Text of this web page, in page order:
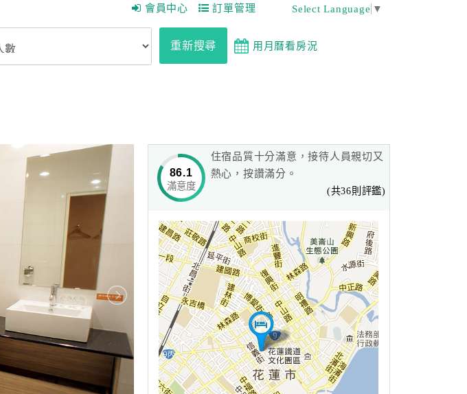
會員中心 訂單管理 Select Language ▼
重新搜尋 用月曆看房況
86.1
滿意度
住宿品質十分滿意，接待人員親切又
熱心，按讚滿分。
(共36則評鑑)